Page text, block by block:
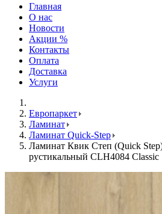
Главная
О нас
Новости
Акции %
Контакты
Оплата
Доставка
Услуги
Европаркет
Ламинат
Ламинат Quick-Step
Ламинат Квик Степ (Quick
рустикальный CLH4084 Classic